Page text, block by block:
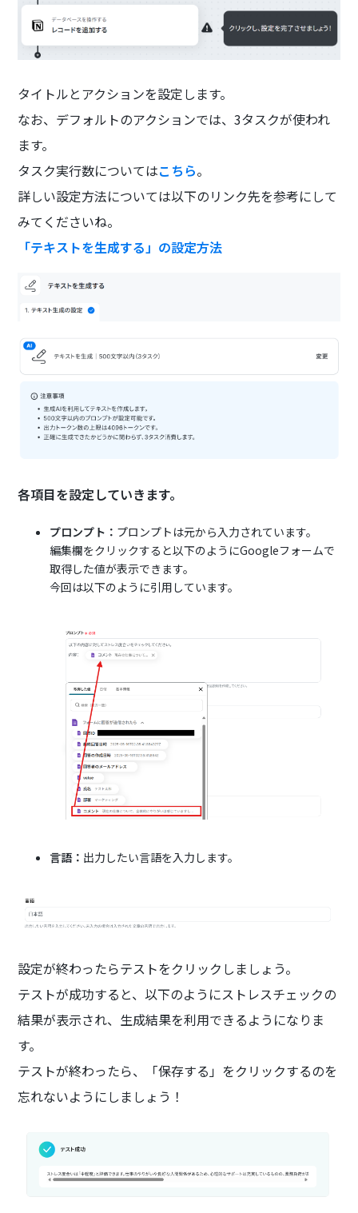
タイトルとアクションを設定します。
なお、デフォルトのアクションでは、3タスクが使われ
ます。
タスク実行数についてはこちら。
詳しい設定方法については以下のリンク先を参考にして
みてくださいね。
「テキストを生成する」の設定方法
各項目を設定していきます。
プロンプト： プロンプトは元から入力されています。
編集欄をクリックすると以下のようにGoogleフォームで
取得した値が表示できます。
今回は以下のように引用しています。
言語： 出力したい言語を入力します。
設定が終わったらテストをクリックしましょう。
テストが成功すると、以下のようにストレスチェックの
結果が表示され、生成結果を利用できるようになりま
す。
テストが終わったら、「保存する」をクリックするのを
忘れないようにしましょう！